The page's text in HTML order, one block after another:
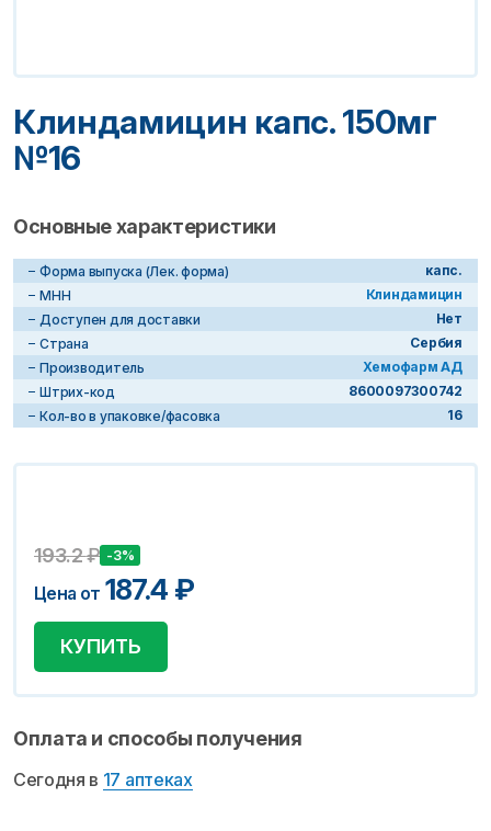
Клиндамицин капс. 150мг
№16
Основные характеристики
Форма выпуска (Лек. форма)
капс.
МНН
Клиндамицин
Доступен для доставки
Нет
Страна
Сербия
Производитель
Хемофарм АД
Штрих-код
8600097300742
Кол-во в упаковке/фасовка
16
193.2₽ -3%
Цена от 187.4 ₽
КУПИТЬ
Оплата и способы получения
Сегодня в 17 аптеках